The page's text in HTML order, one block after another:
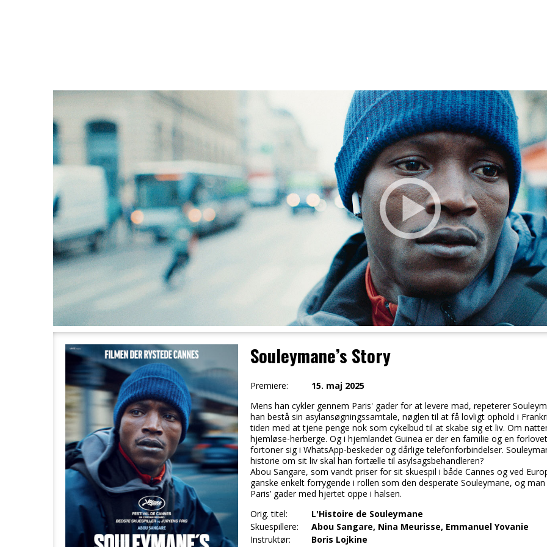
Souleymane’s Story
Premiere:
15. maj 2025
Mens han cykler gennem Paris' gader for at levere mad, repeterer
han bestå sin asylansøgningssamtale, nøglen til at få lovligt ophold i
tiden med at tjene penge nok som cykelbud til at skabe sig et liv. Om
hjemløse-herberge. Og i hjemlandet Guinea er der en familie og en
fortoner sig i WhatsApp-beskeder og dårlige telefonforbindelser.
historie om sit liv skal han fortælle til asylsagsbehandleren?
Abou Sangare, som vandt priser for sit skuespil i både Cannes og ved
ganske enkelt forrygende i rollen som den desperate Souleymane, og
Paris’ gader med hjertet oppe i halsen.
Orig. titel:
L'Histoire de Souleymane
Skuespillere:
Abou Sangare, Nina Meurisse, Emmanuel Yovanie
Instruktør:
Boris Lojkine